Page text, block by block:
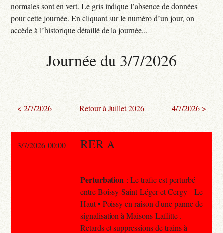
normales sont en vert. Le gris indique l’absence de données
pour cette journée. En cliquant sur le numéro d’un jour, on
accède à l’historique détaillé de la journée...
Journée du 3/7/2026
< 2/7/2026 Retour à Juillet 2026 4/7/2026 >
3/7/2026 00:00 RER A
Perturbation : Le trafic est perturbé
entre Boissy-Saint-Léger et Cergy – Le
Haut • Poissy en raison d'une panne de
signalisation à Maisons-Laffitte .
Retards et suppressions de trains à